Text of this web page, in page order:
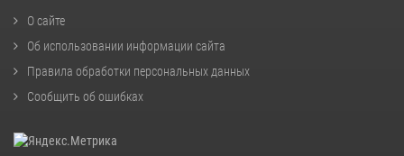
О сайте
Об использовании информации сайта
Правила обработки персональных данных
Сообщить об ошибках